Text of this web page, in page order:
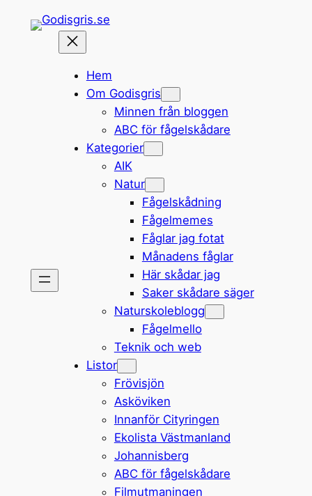
Hem
Om Godisgris
Minnen från bloggen
ABC för fågelskådare
Kategorier
AIK
Natur
Fågelskådning
Fågelmemes
Fåglar jag fotat
Månadens fåglar
Här skådar jag
Saker skådare säger
Naturskoleblogg
Fågelmello
Teknik och web
Listor
Frövisjön
Asköviken
Innanför Cityringen
Ekolista Västmanland
Johannisberg
ABC för fågelskådare
Filmutmaningen